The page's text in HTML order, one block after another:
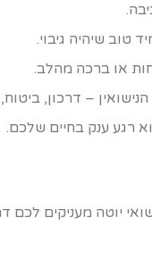
טוב שיהיה גיבוי.
או ברכה מהלב.
– דרכון, ביטוח,
רגע ענק בחיים שלכם.
יוטה מעניקים